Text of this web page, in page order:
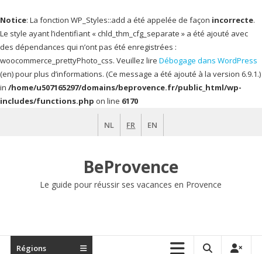
Notice: La fonction WP_Styles::add a été appelée de façon incorrecte.
Le style ayant l’identifiant « chld_thm_cfg_separate » a été ajouté avec
des dépendances qui n’ont pas été enregistrées :
woocommerce_prettyPhoto_css. Veuillez lire Débogage dans WordPress
(en) pour plus d’informations. (Ce message a été ajouté à la version 6.9.1.)
in /home/u507165297/domains/beprovence.fr/public_html/wp-
includes/functions.php on line 6170
NL FR EN
BeProvence
Le guide pour réussir ses vacances en Provence
Régions